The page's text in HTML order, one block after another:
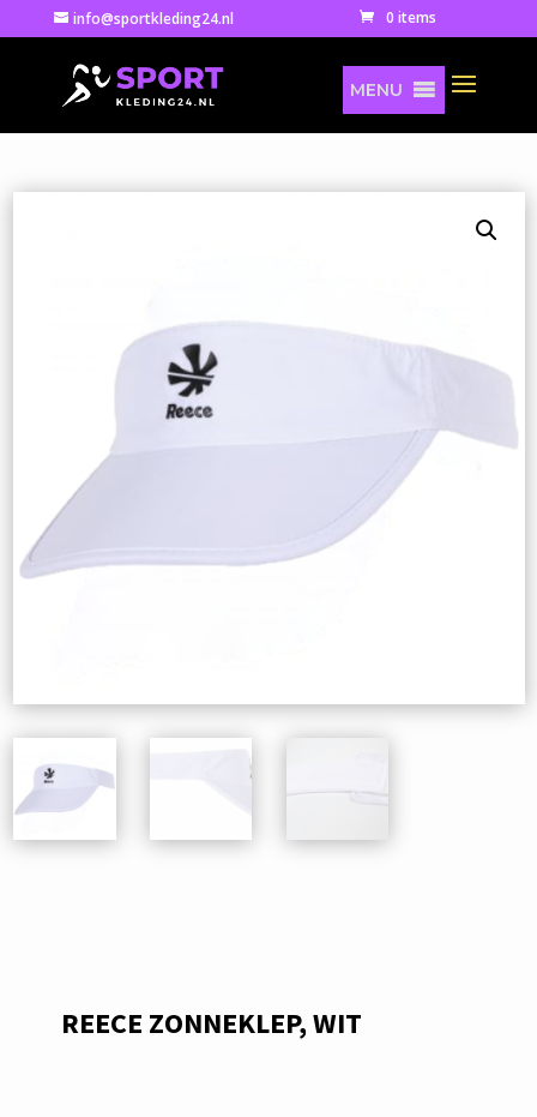
info@sportkleding24.nl 0 items
MENU
REECE ZONNEKLEP, WIT